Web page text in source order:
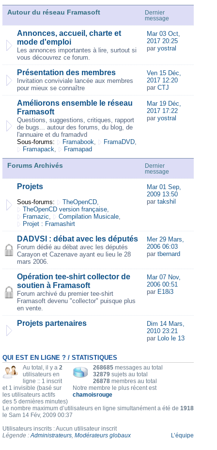
Autour du réseau Framasoft
Dernier
message
Annonces, accueil, charte et
mode d'emploi
Les annonces importantes à lire, surtout si
vous découvrez ce forum.
Mar 03 Oct,
2017 20:25
par yostral
Présentation des membres
Invitation conviviale lancée aux membres
pour mieux se connaître
Ven 15 Déc,
2017 12:20
par CTJ
Améliorons ensemble le réseau
Framasoft
Questions, suggestions, critiques, rapport
de bugs... autour des forums, du blog, de
l'annuaire et du framadvd
Sous-forums:
Framabook, FramaDVD,
Framapack, Framapad
Mar 19 Déc,
2017 17:22
par yostral
Forums Archivés
Dernier
message
Projets
Sous-forums: TheOpenCD,
TheOpenCD version française,
Framazic, Compilation Musicale,
Projet : Framashirt
Mar 01 Sep,
2009 13:50
par takshil
DADVSI : débat avec les députés
Forum dédié au débat avec les députés
Carayon et Cazenave ayant eu lieu le 28
mars 2006.
Mer 29 Mars,
2006 06:03
par tbernard
Opération tee-shirt collector de
soutien à Framasoft
Forum archivé du premier tee-shirt
Framasoft devenu "collector" puisque plus
en vente.
Mar 07 Nov,
2006 00:51
par E18i3
Projets partenaires
Dim 14 Mars,
2010 23:21
par Lolo le 13
QUI EST EN LIGNE ? / STATISTIQUES
268685 messages au total
32879 sujets au total
26878 membres au total
Notre membre le plus récent est
chamoisrouge
Au total, il y a 2
utilisateurs en
ligne :: 1 inscrit
et 1 invisible (basé sur
les utilisateurs actifs
des 5 dernières minutes)
Le nombre maximum d’utilisateurs en ligne simultanément a été de 1918
le Sam 14 Fév, 2009 00:37
Utilisateurs inscrits : Aucun utilisateur inscrit
Légende :Administrateurs, Modérateurs globaux L’équipe